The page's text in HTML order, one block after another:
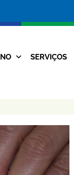
SERVIÇOS